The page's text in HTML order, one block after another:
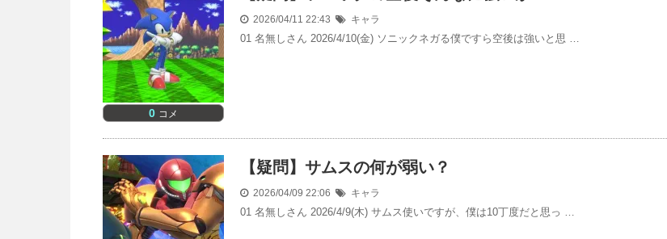
0 コメ
2026/04/11 22:43 キャラ
01 名無しさん 2026/4/10(金) ソニックネガる僕ですら空後は強いと思 …
【疑問】サムスの何が弱い？
2026/04/09 22:06 キャラ
01 名無しさん 2026/4/9(木) サムス使いですが、僕は10丁度だと思っ …